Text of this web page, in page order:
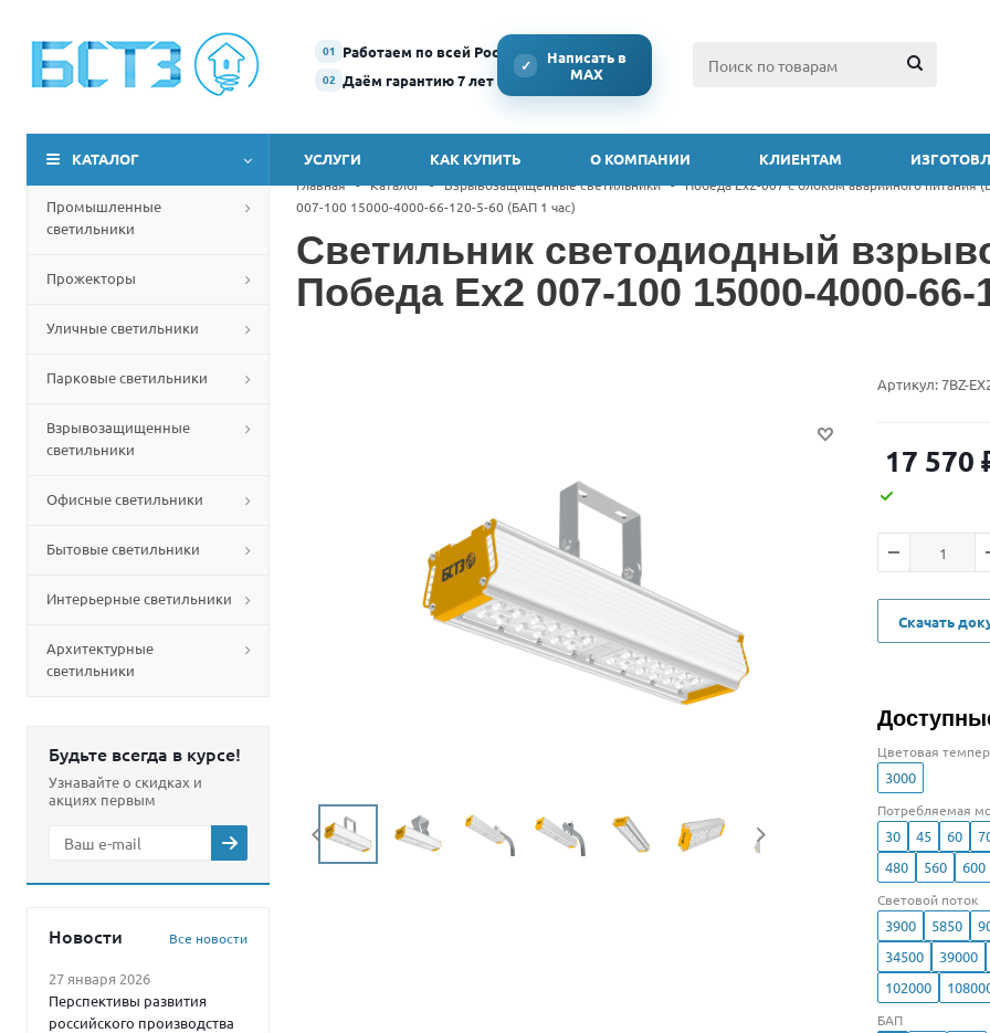
01 Работаем по всей России
02 Даём гарантию 7 лет
✓
Написать в
MAX
КАТАЛОГ УСЛУГИ КАК КУПИТЬ О КОМПАНИИ КЛИЕНТАМ
Промышленные
светильники
Прожекторы
Уличные светильники
Парковые светильники
Взрывозащищенные
светильники
Офисные светильники
Бытовые светильники
Интерьерные светильники
Архитектурные
светильники
Будьте всегда в курсе!
Узнавайте о скидках и
акциях первым
Новости Все новости
27 января 2026
Перспективы развития
российского производства
Главная - Каталог - Взрывозащищенные светильники - Победа Ex2-007 с блоком аварийного питания
007-100 15000-4000-66-120-5-60 (БАП 1 час)
Светильник светодиодный
Победа Ex2 007-100 15000-4000-
Артикул:7BZ-
17 570
Скачать
Цветовая
3000
Потребляемая
30 45 60
480
560 600
Световой поток
3900 5850
34500
39000
102000
БАП